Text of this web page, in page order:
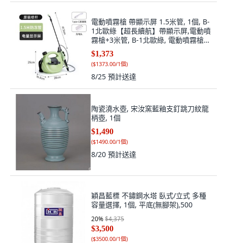
電動噴霧槍 帶顯示屏 1.5米管, 1個, B-
1北歐綠【超長續航】帶顯示屏,電動噴
霧槍+3米管, B-1北歐綠, 電動噴霧槍+3
米管
$1,373
($1373.00/1個)
8/25 預計送達
陶瓷澆水壺, 宋汝窯藍釉支釘跳刀紋龍
柄壺, 1個
$1,490
($1490.00/1個)
8/20 預計送達
穎昌藍標 不鏽鋼水塔 臥式/立式 多種
容量選擇, 1個, 平底(無腳架),500
20%$4,375
$3,500
($3500.00/1個)